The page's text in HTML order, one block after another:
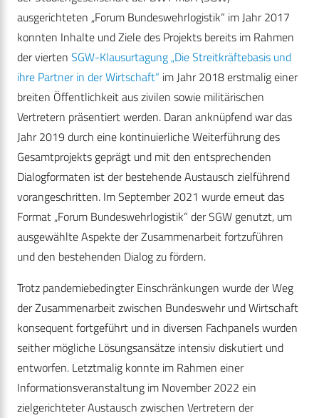
ausgerichteten „Forum Bundeswehrlogistik“ im Jahr 2017
konnten Inhalte und Ziele des Projekts bereits im Rahmen
der vierten SGW-Klausurtagung „Die Streitkräftebasis und
ihre Partner in der Wirtschaft“ im Jahr 2018 erstmalig einer
breiten Öffentlichkeit aus zivilen sowie militärischen
Vertretern präsentiert werden. Daran anknüpfend war das
Jahr 2019 durch eine kontinuierliche Weiterführung des
Gesamtprojekts geprägt und mit den entsprechenden
Dialogformaten ist der bestehende Austausch zielführend
vorangeschritten. Im September 2021 wurde erneut das
Format „Forum Bundeswehrlogistik“ der SGW genutzt, um
ausgewählte Aspekte der Zusammenarbeit fortzuführen
und den bestehenden Dialog zu fördern.
Trotz pandemiebedingter Einschränkungen wurde der Weg
der Zusammenarbeit zwischen Bundeswehr und Wirtschaft
konsequent fortgeführt und in diversen Fachpanels wurden
seither mögliche Lösungsansätze intensiv diskutiert und
entworfen. Letztmalig konnte im Rahmen einer
Informationsveranstaltung im November 2022 ein
zielgerichteter Austausch zwischen Vertretern der